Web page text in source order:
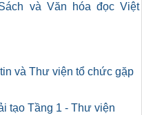
và Văn hóa đọc Việt
và Thư viện tổ chức gặp
tạo Tầng 1 - Thư viện